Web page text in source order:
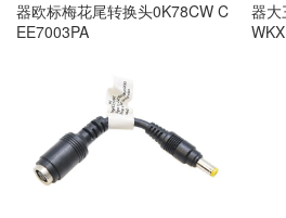
器欧标梅花尾转换头0K78CW C
EE7003PA
器大